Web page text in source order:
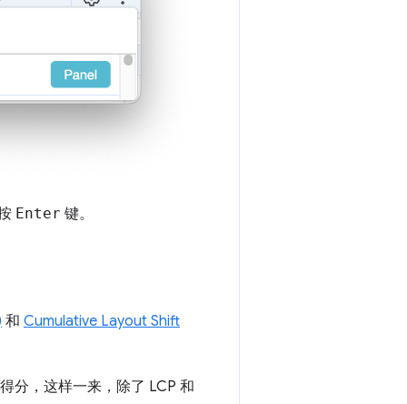
Enter 键。
和 Cumulative Layout Shift
分，这样一来，除了 LCP 和